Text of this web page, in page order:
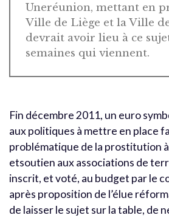
Uneréunion, mettant en
Ville de Liège et la Ville
devrait avoir lieu à ce
semaines qui viennent.
Fin décembre 2011, un euro
aux politiques à mettre en place
problématique de la prostitution
etsoutien aux associations de
inscrit, et voté, au budget par le
après proposition de l’élue
de laisser le sujet sur la table, de